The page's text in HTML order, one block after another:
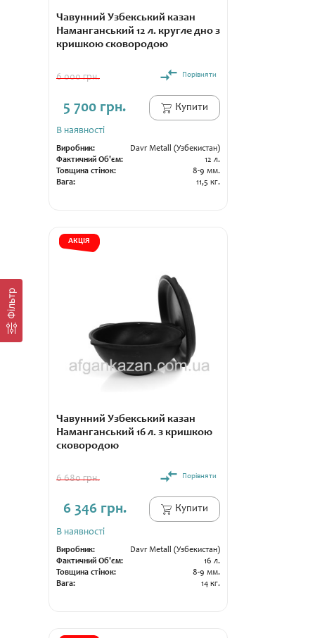
Фільтр
Чавунний Узбекський казан
Наманганський 12 л. кругле дно з
кришкою сковородою
6 000 грн. Порівняти
5 700 грн. Купити
В наявності
Виробник:
Davr Metall (Узбекистан)
Фактичний Об'єм:
12 л.
Товщина стінок:
8-9 мм.
Вага:
11,5 кг.
АКЦІЯ
Чавунний Узбекський казан
Наманганський 16 л. з кришкою
сковородою
6 680 грн. Порівняти
6 346 грн. Купити
В наявності
Виробник:
Davr Metall (Узбекистан)
Фактичний Об'єм:
16 л.
Товщина стінок:
8-9 мм.
Вага:
14 кг.